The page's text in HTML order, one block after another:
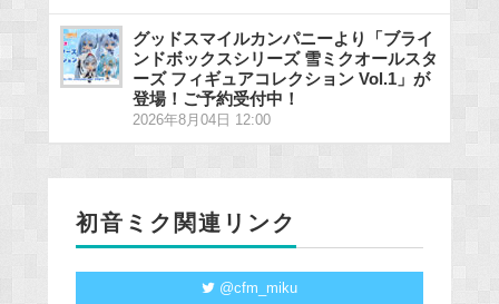
グッドスマイルカンパニーより「ブライ
ンドボックスシリーズ 雪ミクオールスタ
ーズ フィギュアコレクション Vol.1」が
登場！ご予約受付中！
2026年8月04日 12:00
初音ミク関連リンク
@cfm_miku